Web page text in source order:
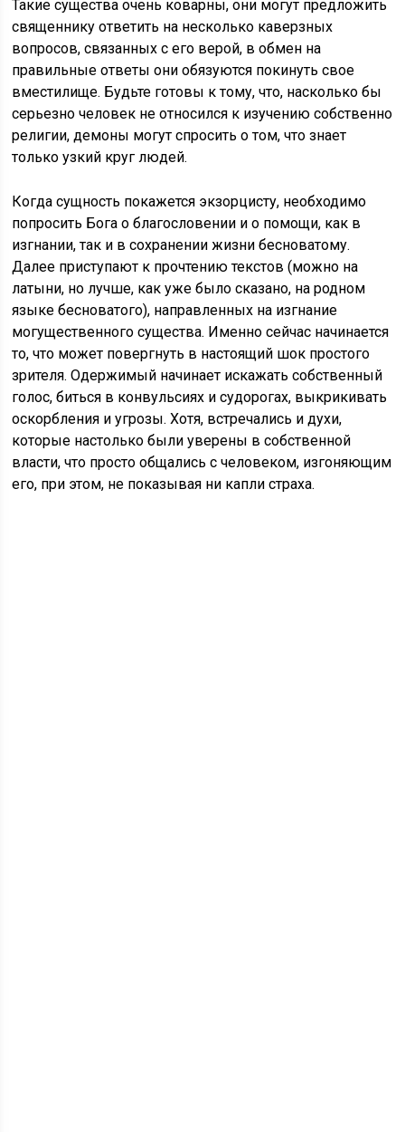
Такие существа очень коварны, они могут предложить
священнику ответить на несколько каверзных
вопросов, связанных с его верой, в обмен на
правильные ответы они обязуются покинуть свое
вместилище. Будьте готовы к тому, что, насколько бы
серьезно человек не относился к изучению собственно
религии, демоны могут спросить о том, что знает
только узкий круг людей.
Когда сущность покажется экзорцисту, необходимо
попросить Бога о благословении и о помощи, как в
изгнании, так и в сохранении жизни бесноватому.
Далее приступают к прочтению текстов (можно на
латыни, но лучше, как уже было сказано, на родном
языке бесноватого), направленных на изгнание
могущественного существа. Именно сейчас начинается
то, что может повергнуть в настоящий шок простого
зрителя. Одержимый начинает искажать собственный
голос, биться в конвульсиях и судорогах, выкрикивать
оскорбления и угрозы. Хотя, встречались и духи,
которые настолько были уверены в собственной
власти, что просто общались с человеком, изгоняющим
его, при этом, не показывая ни капли страха.